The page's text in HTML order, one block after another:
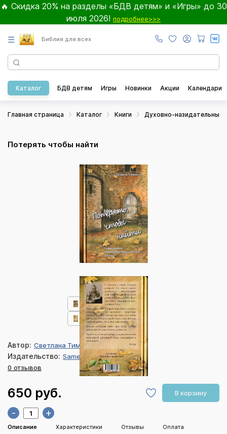
🔥 Скидка 20% на разделы «БДВ детям» и «Игры» до 30
июля 2026! подробнее>>>
☰ Библия для всех
Каталог БДВ детям Игры Новинки Акции Календари
Главная страница Каталог Книги Духовно-назидательные
Потерять чтобы найти
Автор: Светлана Тимохина
Издательство: Samenkorn
0 отзывов
650 руб. В корзину
- +
Описание Характеристики Отзывы Оплата